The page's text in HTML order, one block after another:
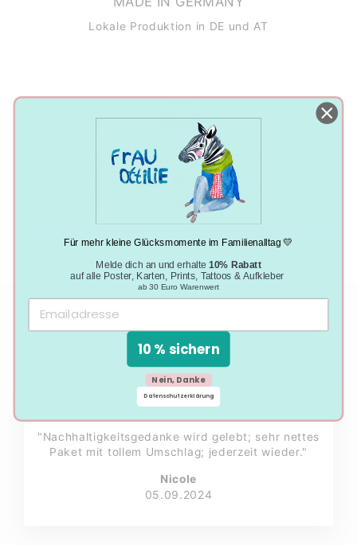
Lokale Produktion in DE und AT
NACHHALTIGE PRODUKTION
Klimaneutral, plastikfrei und vegan
DAS SAGEN UNSERE KUNDEN
"Nachhaltigkeitsgedanke wird gelebt; sehr nettes
Paket mit tollem Umschlag; jederzeit wieder."
Nicole
05.09.2024
Für mehr kleine Glücksmomente im Familienalltag 💛
Melde dich an und erhalte10% Rabatt
auf alle Poster, Karten, Prints, Tattoos & Aufkleber
ab 30 Euro Warenwert
10 % sichern
Nein, Danke
Datenschutzerklärung